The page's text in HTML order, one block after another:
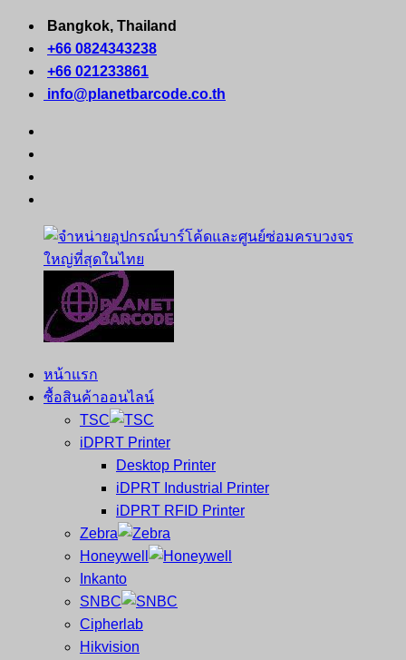
Skip
content
Bangkok, Thailand
+66 0824343238
+66 021233861
info@planetbarcode.co.th
จำหน่าย
คอมพิวเตอร์
หน้าแรก
ซื้อสินค้าออนไลน์
TSC
iDPRT Printer
Desktop Printer
iDPRT Industrial Printer
iDPRT RFID Printer
Zebra
Honeywell
Inkanto
SNBC
Cipherlab
Hikvision